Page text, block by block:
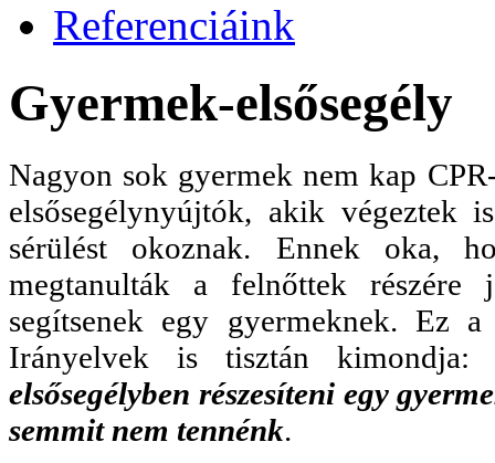
Referenciáink
Gyermek-elsősegély
Nagyon sok gyermek nem kap
elsősegélynyújtók, akik végeztek
sérülést okoznak. Ennek oka,
megtanulták a felnőttek részére
segítsenek egy gyermeknek. Ez
Irányelvek is tisztán
elsősegélyben részesíteni egy
semmit nem tennénk.